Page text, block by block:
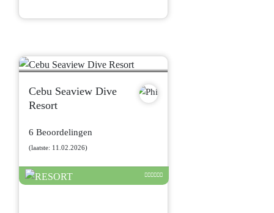
Cebu Seaview Dive
Resort
6 Beoordelingen
(laatste: 11.02.2026)